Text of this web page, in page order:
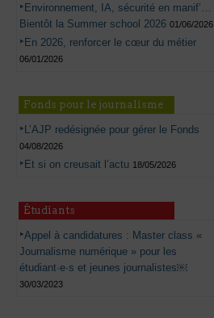
Environnement, IA, sécurité en manif’…
Bientôt la Summer school 2026 01/06/2026
En 2026, renforcer le cœur du métier
06/01/2026
Fonds pour le journalisme
L’AJP redésignée pour gérer le Fonds
04/08/2026
Et si on creusait l’actu 18/05/2026
Étudiants
Appel à candidatures : Master class «
Journalisme numérique » pour les
étudiant·e·s et jeunes journalistes￼
30/03/2023